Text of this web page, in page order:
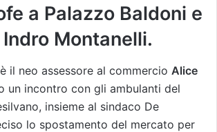
a Palazzo Baldoni e
Montanelli.
il neo assessore al commercio Alice
un incontro con gli ambulanti del
insieme al sindaco De
lo spostamento del mercato per